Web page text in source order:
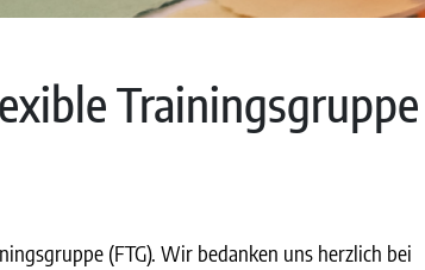
(FTG). Wir bedanken uns herzlich bei